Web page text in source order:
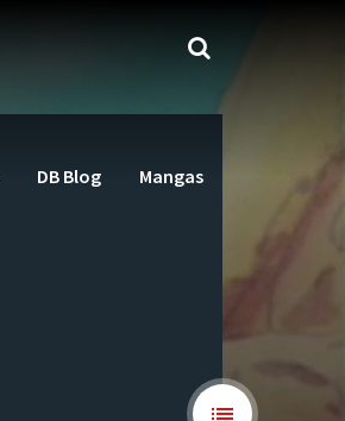
DB Blog Mangas